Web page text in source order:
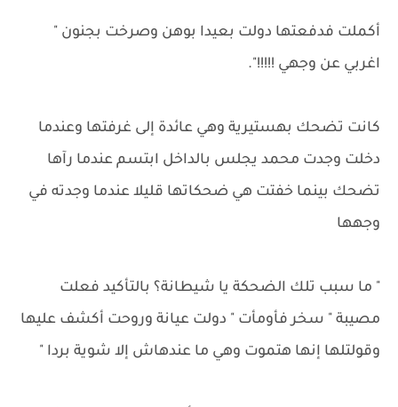
أكملت فدفعتها دولت بعيدا بوهن وصرخت بجنون "
اغربي عن وجهي !!!!!".
كانت تضحك بهستيرية وهي عائدة إلى غرفتها وعندما
دخلت وجدت محمد يجلس بالداخل ابتسم عندما رآها
تضحك بينما خفتت هي ضحكاتها قليلا عندما وجدته في
وجهها
" ما سبب تلك الضحكة يا شيطانة؟ بالتأكيد فعلت
مصيبة " سخر فأومأت " دولت عيانة وروحت أكشف عليها
وقولتلها إنها هتموت وهي ما عندهاش إلا شوية بردا "